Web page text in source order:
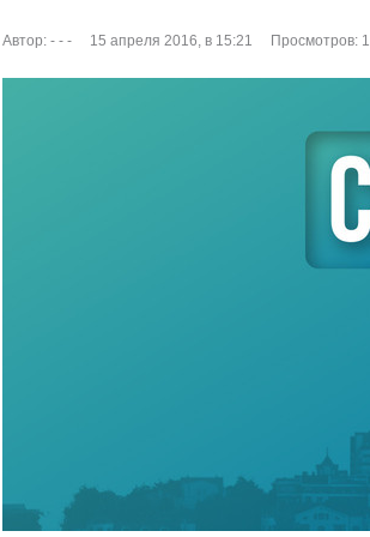
Автор: - - - 15 апреля 2016, в 15:21 Просмотров: